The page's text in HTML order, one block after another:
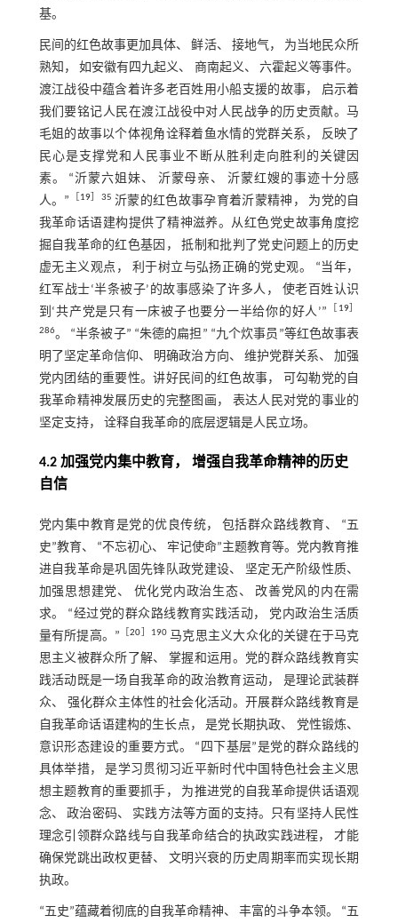
基。
民间的红色故事更加具体、 鲜活、 接地气， 为当地民众所
熟知， 如安徽有四九起义、 商南起义、 六霍起义等事件。
渡江战役中蕴含着许多老百姓用小船支援的故事， 启示着
我们要铭记人民在渡江战役中对人民战争的历史贡献。马
毛姐的故事以个体视角诠释着鱼水情的党群关系， 反映了
民心是支撑党和人民事业不断从胜利走向胜利的关键因
素。 “沂蒙六姐妹、 沂蒙母亲、 沂蒙红嫂的事迹十分感
人。”
19］35 沂蒙的红色故事孕育着沂蒙精神， 为党的自
我革命话语建构提供了精神滋养。从红色党史故事角度挖
掘自我革命的红色基因， 抵制和批判了党史问题上的历史
虚无主义观点， 利于树立与弘扬正确的党史观。 “当年，
红军战士‘半条被子’的故事感染了许多人， 使老百姓认识
到‘共产党是只有一床被子也要分一半给你的好人’”
19］
286。 “半条被子” “朱德的扁担” “九个炊事员”等红色故事表
明了坚定革命信仰、 明确政治方向、 维护党群关系、 加强
党内团结的重要性。讲好民间的红色故事， 可勾勒党的自
我革命精神发展历史的完整图画， 表达人民对党的事业的
坚定支持， 诠释自我革命的底层逻辑是人民立场。
4.2 加强党内集中教育， 增强自我革命精神的历史
自信
党内集中教育是党的优良传统， 包括群众路线教育、 “五
史”教育、 “不忘初心、 牢记使命”主题教育等。党内教育推
进自我革命是巩固先锋队政党建设、 坚定无产阶级性质、
加强思想建党、 优化党内政治生态、 改善党风的内在需
求。 “经过党的群众路线教育实践活动， 党内政治生活质
量有所提高。” ［20 ］190马克思主义大众化的关键在于马克
思主义被群众所了解、 掌握和运用。党的群众路线教育实
践活动既是一场自我革命的政治教育运动， 是理论武装群
众、 强化群众主体性的社会化活动。开展群众路线教育是
自我革命话语建构的生长点， 是党长期执政、 党性锻炼、
意识形态建设的重要方式。 “四下基层”是党的群众路线的
具体举措， 是学习贯彻习近平新时代中国特色社会主义思
想主题教育的重要抓手， 为推进党的自我革命提供话语观
念、 政治密码、 实践方法等方面的支持。只有坚持人民性
理念引领群众路线与自我革命结合的执政实践进程， 才能
确保党跳出政权更替、 文明兴衰的历史周期率而实现长期
执政。
“五史”蕴藏着彻底的自我革命精神、 丰富的斗争本领。 “五